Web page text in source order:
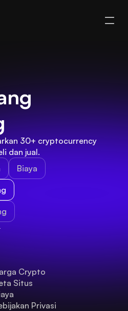
30+ cryptocurrency
dan jual.
Biaya
Crypto
Situs
Privasi